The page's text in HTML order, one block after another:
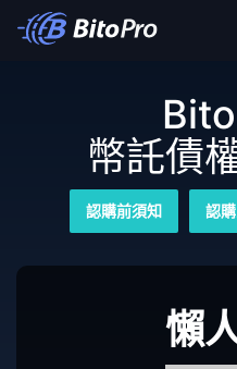
幣託債
認購前須知 認
懶